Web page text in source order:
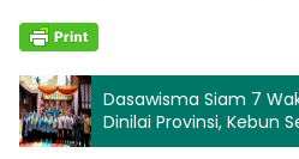
Dasawisma Siam 7
Dinilai Provinsi, Kebun
Ketahanan Pangan